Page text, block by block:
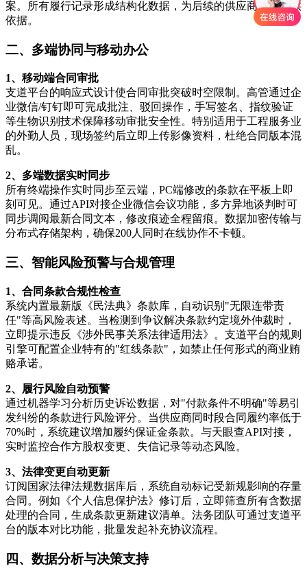
案。所有履行记录形成结构化数据，为后续的供应商评估提供
依据。
二、多端协同与移动办公
1、移动端合同审批
支道平台的响应式设计使合同审批突破时空限制。高管通过企
业微信/钉钉即可完成批注、驳回操作，手写签名、指纹验证
等生物识别技术保障移动审批安全性。特别适用于工程服务业
的外勤人员，现场签约后立即上传影像资料，杜绝合同版本混
乱。
2、多端数据实时同步
所有终端操作实时同步至云端，PC端修改的条款在平板上即
刻可见。通过API对接企业微信会议功能，多方异地谈判时可
同步调阅最新合同文本，修改痕迹全程留痕。数据加密传输与
分布式存储架构，确保200人同时在线协作不卡顿。
三、智能风险预警与合规管理
1、合同条款合规性检查
系统内置最新版《民法典》条款库，自动识别"无限连带责
任"等高风险表述。当检测到争议解决条款约定境外仲裁时，
立即提示违反《涉外民事关系法律适用法》。支道平台的规则
引擎可配置企业特有的"红线条款"，如禁止任何形式的商业贿
赂承诺。
2、履行风险自动预警
通过机器学习分析历史诉讼数据，对"付款条件不明确"等易引
发纠纷的条款进行风险评分。当供应商同时段合同履约率低于
70%时，系统建议增加履约保证金条款。与天眼查API对接，
实时监控合作方股权变更、失信记录等动态风险。
3、法律变更自动更新
订阅国家法律法规数据库后，系统自动标记受新规影响的存量
合同。例如《个人信息保护法》修订后，立即筛查所有含数据
处理的合同，生成条款更新建议清单。法务团队可通过支道平
台的版本对比功能，批量发起补充协议流程。
四、数据分析与决策支持